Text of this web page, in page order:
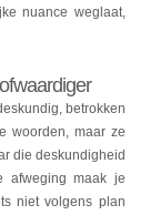
nuance weglaat,
betrokken
woorden, maar ze
die deskundigheid
afweging maak je
niet volgens plan